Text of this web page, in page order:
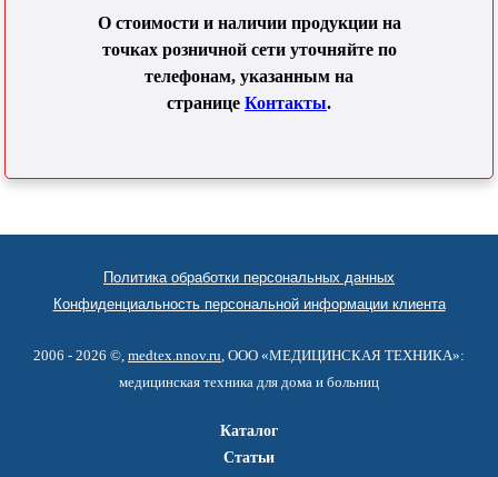
О стоимости и наличии продукции на
точках розничной сети уточняйте по
телефонам, указанным на
странице Контакты.
Политика обработки персональных данных
Конфиденциальность персональной информации клиента
2006 - 2026 ©, medtex.nnov.ru , ООО «МЕДИЦИНСКАЯ ТЕХНИКА»:
медицинская техника для дома и больниц
Каталог
Статьи